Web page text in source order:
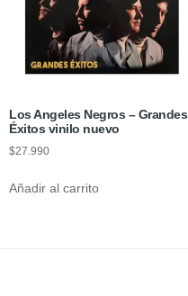
Los Angeles Negros – Grandes
Éxitos vinilo nuevo
$27.990
Añadir al carrito